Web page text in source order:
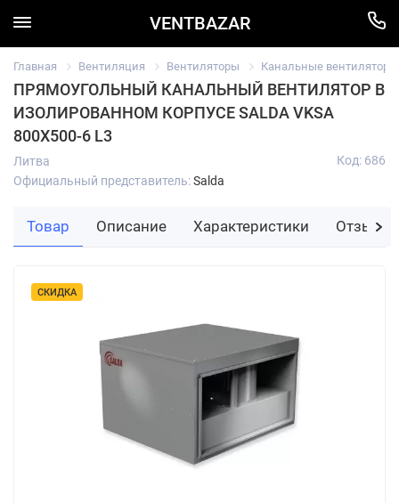
VENTBAZAR
Главная Вентиляция Вентиляторы Канальные вентиляторы
ПРЯМОУГОЛЬНЫЙ КАНАЛЬНЫЙ ВЕНТИЛЯТОР В
ИЗОЛИРОВАННОМ КОРПУСЕ SALDA VKSA
800X500-6 L3
Литва
Официальный представитель:Salda
Код: 686
СКИДКА
Товар Описание Характеристики Отзывы